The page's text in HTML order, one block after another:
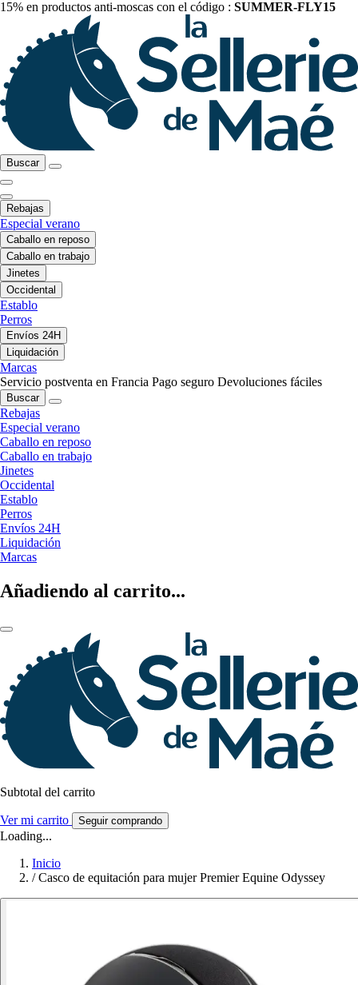
15% en productos anti-moscas con el código : SUMMER-FLY15
Buscar
Rebajas
Especial verano
Caballo en reposo
Caballo en trabajo
Jinetes
Occidental
Establo
Perros
Envíos 24H
Liquidación
Marcas
Servicio postventa en Francia Pago seguro Devoluciones fáciles
Buscar
Rebajas
Especial verano
Caballo en reposo
Caballo en trabajo
Jinetes
Occidental
Establo
Perros
Envíos 24H
Liquidación
Marcas
Añadiendo al carrito...
Subtotal del carrito
Ver mi carrito Seguir comprando
Loading...
Inicio
/ Casco de equitación para mujer Premier Equine Odyssey